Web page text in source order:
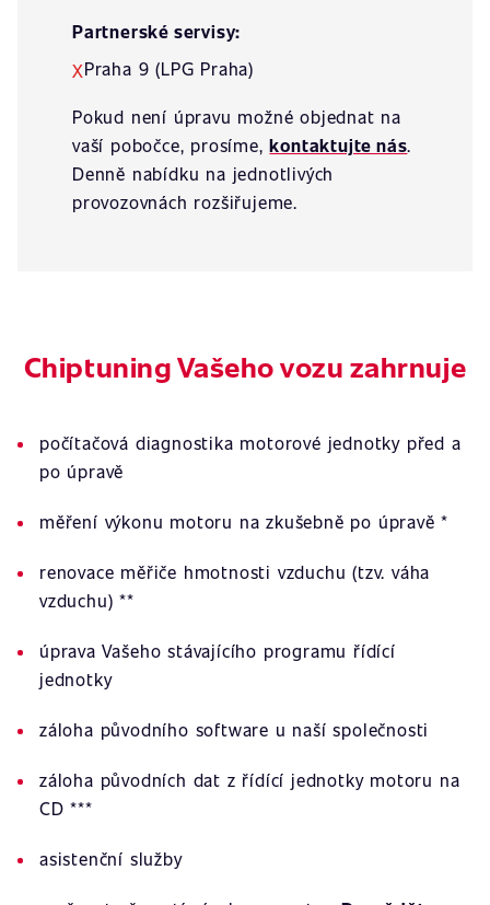
Partnerské servisy:
XPraha 9 (LPG Praha)
Pokud není úpravu možné objednat na
vaší pobočce, prosíme,kontaktujte nás.
Denně nabídku na jednotlivých
provozovnách rozšiřujeme.
Chiptuning Vašeho vozu zahrnuje
počítačová diagnostika motorové jednotky před a
po úpravě
měření výkonu motoru na zkušebně po úpravě *
renovace měřiče hmotnosti vzduchu (tzv. váha
vzduchu) **
úprava Vašeho stávajícího programu řídící
jednotky
záloha původního software u naší společnosti
záloha původních dat z řídící jednotky motoru na
CD ***
asistenční služby